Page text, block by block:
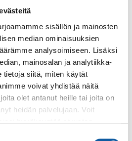
sisällön ja mainosten
median ominaisuuksien
analysoimiseen. Lisäksi
mainosalan ja analytiikka-
tietoja siitä, miten käytät
voivat yhdistää näitä
olet antanut heille tai joita on
heidän palvelujaan. Voit
Tillintupa